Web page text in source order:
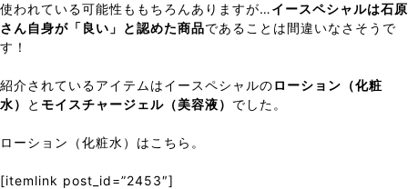
使われている可能性ももちろんありますが…イースペシャルは石原
さん自身が「良い」と認めた商品であることは間違いなさそうで
す！
紹介されているアイテムはイースペシャルのローション（化粧
水）
と モイスチャージェル（美容液） でした。
ローション（化粧水）はこちら。
[itemlink post_id=”2453″]